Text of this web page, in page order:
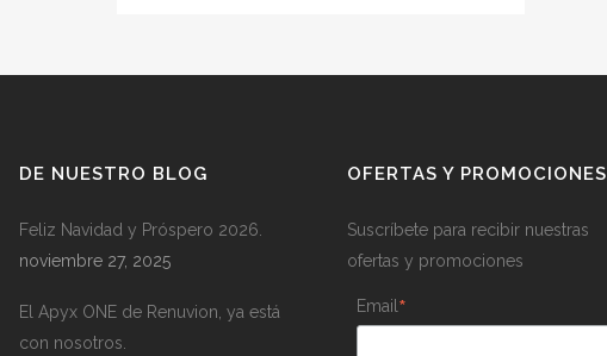
DE NUESTRO BLOG
Feliz Navidad y Próspero 2026.
noviembre 27, 2025
El Apyx ONE de Renuvion, ya está
con nosotros.
OFERTAS Y PROMOCIONES
Suscríbete para recibir nuestras
ofertas y promociones
Email *